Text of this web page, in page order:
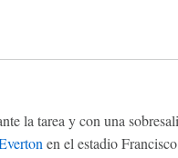
la tarea y con una
en el estadio